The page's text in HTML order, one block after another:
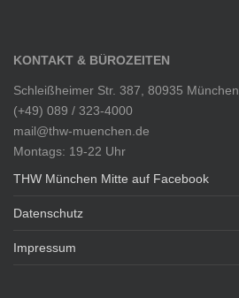
KONTAKT & BÜROZEITEN
Schleißheimer Str. 387, 80935 München
(+49) 089 / 323-4000
mail@thw-muenchen.de
Montags: 19-22 Uhr
THW München Mitte auf Facebook
Datenschutz
Impressum